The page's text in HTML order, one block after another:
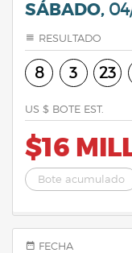
SÁBADO,
RESULTADO
8 3 23
US $ BOTE EST.
$16
Bote acumulado
FECHA